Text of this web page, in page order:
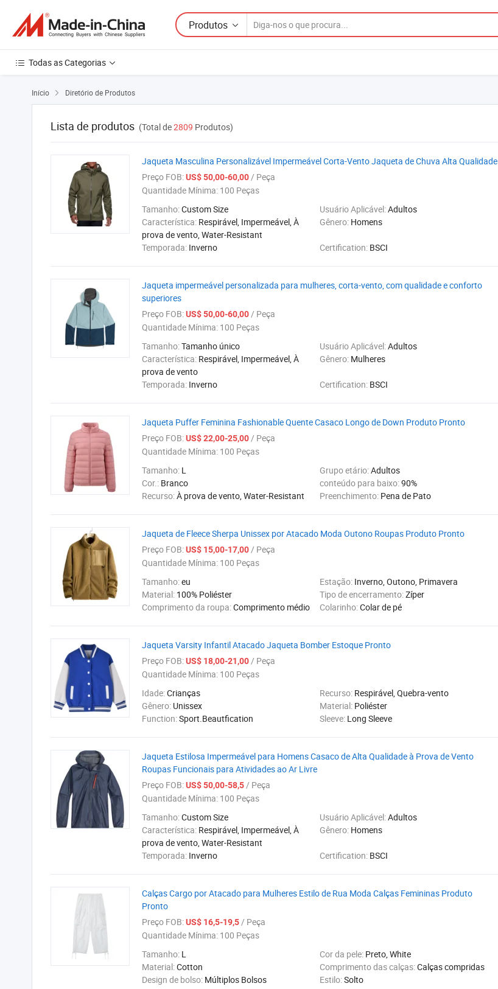
Produtos
Todas as Categorias
Início  Diretório de Produtos
Lista de produtos (Total de2809 Produtos)
Jaqueta Masculina Personalizável Impermeável Corta-Vento Jaqueta de Chuva Alta Qualidade
Preço FOB:US$ 50,00-60,00/ Peça
Quantidade Mínima: 100 Peças
Tamanho:Custom Size Usuário Aplicável:Adultos
Característica: Respirável, Impermeável, À
prova de vento, Water-Resistant
Gênero: Homens
Temporada: Inverno Certification: BSCI
Jaqueta impermeável personalizada para mulheres, corta-vento, com qualidade e conforto
superiores
Preço FOB:US$ 50,00-60,00/ Peça
Quantidade Mínima: 100 Peças
Tamanho:Tamanho único Usuário Aplicável:Adultos
Característica: Respirável, Impermeável, À
prova de vento
Gênero: Mulheres
Temporada: Inverno Certification: BSCI
Jaqueta Puffer Feminina Fashionable Quente Casaco Longo de Down Produto Pronto
Preço FOB:US$ 22,00-25,00/ Peça
Quantidade Mínima: 100 Peças
Tamanho: L Grupo etário:Adultos
Cor.: Branco conteúdo para baixo:90%
Recurso:À prova de vento, Water-Resistant Preenchimento: Pena de Pato
Jaqueta de Fleece Sherpa Unissex por Atacado Moda Outono Roupas Produto Pronto
Preço FOB:US$ 15,00-17,00/ Peça
Quantidade Mínima: 100 Peças
Tamanho:eu Estação: Inverno, Outono, Primavera
Material: 100% Poliéster Tipo de encerramento:Zíper
Comprimento da roupa:Comprimento médio Colarinho:Colar de pé
Jaqueta Varsity Infantil Atacado Jaqueta Bomber Estoque Pronto
Preço FOB:US$ 18,00-21,00/ Peça
Quantidade Mínima: 100 Peças
Idade:Crianças Recurso: Respirável, Quebra-vento
Gênero: Unissex Material: Poliéster
Function:Sport.Beautfication Sleeve: Long Sleeve
Jaqueta Estilosa Impermeável para Homens Casaco de Alta Qualidade à Prova de Vento
Roupas Funcionais para Atividades ao Ar Livre
Preço FOB:US$ 50,00-58,5/ Peça
Quantidade Mínima: 100 Peças
Tamanho:Custom Size Usuário Aplicável:Adultos
Característica: Respirável, Impermeável, À
prova de vento, Water-Resistant
Gênero: Homens
Temporada: Inverno Certification: BSCI
Calças Cargo por Atacado para Mulheres Estilo de Rua Moda Calças Femininas Produto
Pronto
Preço FOB:US$ 16,5-19,5/ Peça
Quantidade Mínima: 100 Peças
Tamanho: L Cor da pele: Preto, White
Material:Cotton Comprimento das calças:Calças compridas
Design de bolso: Múltiplos Bolsos Estilo:Solto